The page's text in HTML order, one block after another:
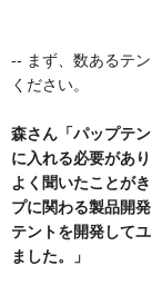
-- まず、数あるテ
ください。
森さん「パップテ
に入れる必要があ
よく聞いたことが
プに関わる製品開
テントを開発して
ました。」